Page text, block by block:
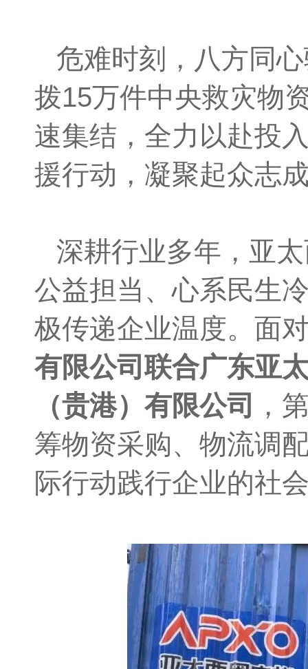
危难时刻，八方同
拨15万件中央救灾物
速集结，全力以赴投
援行动，凝聚起众志
深耕行业多年，亚
公益担当、心系民生
极传递企业温度。面
有限公司联合广东亚
（贵港）有限公司
，
筹物资采购、物流调
际行动践行企业的社